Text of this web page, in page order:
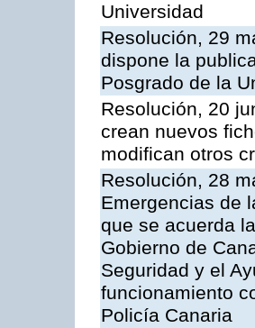
Universidad
Resolución, 29
dispone la
Posgrado de la
Resolución, 20
crean nuevos
modifican otros
Resolución, 28
Emergencias de
que se acuerda
Gobierno de
Seguridad y el
funcionamiento
Policía Canaria